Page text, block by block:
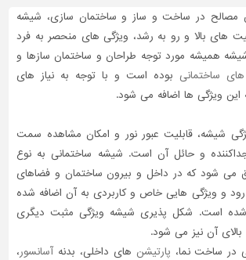
مصالح در ساخت و ساز و ساختمان سازی، شیشه
های بالا و رو به رشد، ویژگی های منحصر به فرد
همیشه مورد توجه طراحان و ساختمان سازها و
ساختمانی بوده است و با توجه به نیاز های
این ویژگی ها اضافه می شود.
شیشه، قابلیت عبور نور و امکان مشاهده سمت
و حائل آن است. شیشه ساختمانی به نوع
می شود که در داخل و بیرون ساختمان و فضاهای
رود و ویژگی هایی خاص و کاربردی به آن اضافه شده
است. شکل پذیری شیشه ویژگی مثبت دیگری
آن نیز می شود.
در ساخت نما، پارتیشن های داخلی، بدنه آسانسور،